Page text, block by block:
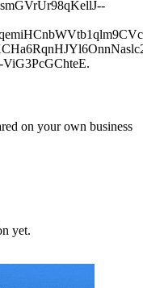
on your own business
yet.